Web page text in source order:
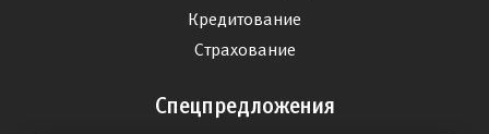
Кредитование
Страхование
Спецпредложения